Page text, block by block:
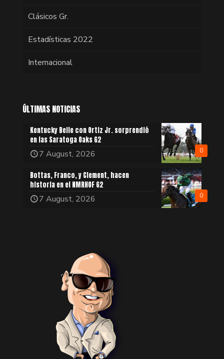
Clásicos Gr.
Estadísticas 2022
Internacional
ÚLTIMAS NOTICIAS
0
Kentucky Belle con Ortiz Jr. sorprendió
en las Saratoga Oaks G2
7 August, 2026
0
Bottas, Franco, y Clement, hacen
historia en el NMRHOF G2
7 August, 2026